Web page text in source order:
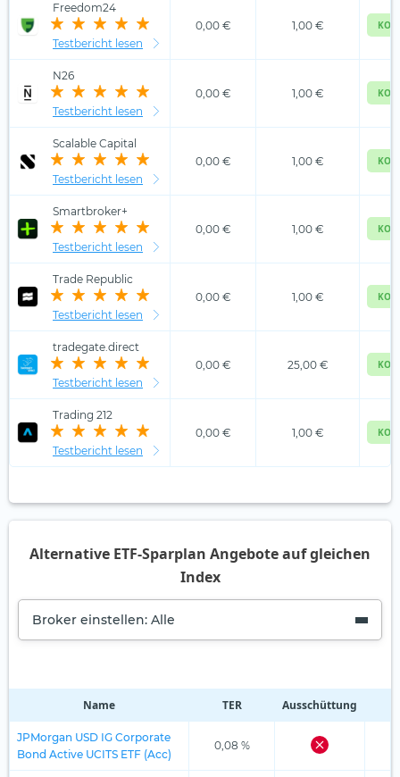
Freedom24
Testbericht lesen
0,00 € 1,00 €
N26
Testbericht lesen
0,00 € 1,00 €
Scalable Capital
Testbericht lesen
0,00 € 1,00 €
Smartbroker+
Testbericht lesen
0,00 € 1,00 €
Trade Republic
Testbericht lesen
0,00 € 1,00 €
tradegate.direct
Testbericht lesen
0,00 € 25,00 €
Trading 212
Testbericht lesen
0,00 € 1,00 €
Alternative ETF-Sparplan Angebote auf gleichen
Index
Broker einstellen: Alle
Name TER Ausschüttung
JPMorgan USD IG Corporate
Bond Active UCITS ETF (Acc)
0,08 %